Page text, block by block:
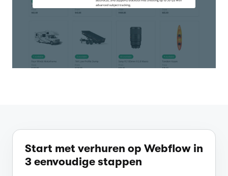
Start met verhuren op Webflow in
3 eenvoudige stappen